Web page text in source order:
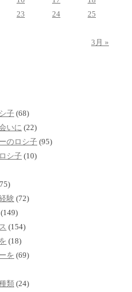
23 24
25
3月 »
子 (68)
いに (22)
のロシ子 (95)
シ子 (10)
験 (72)
(149)
(154)
(18)
を (69)
類 (24)